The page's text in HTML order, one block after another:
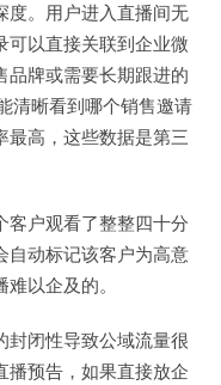
度。用户进入直播间无
可以直接关联到企业微
品牌或需要长期跟进的
清晰看到哪个销售邀请
最高，这些数据是第三
客户观看了整整四十分
自动标记该客户为高意
以企及的。
封闭性导致公域流量很
播预告，如果直接放企